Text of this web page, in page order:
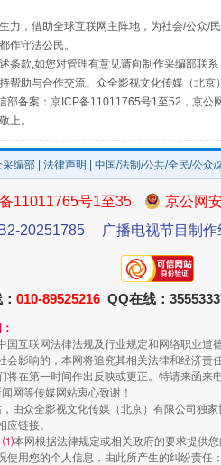
一颗心始终滚烫
力，借助全球互联网主阵地，为社会/公众/
作守法公民。
条款,如您对管理有意见请向制作采编部联
帮助与合作交流。众全影视文化传媒（北京
部备案：京ICP备11011765号1至52，京公
上。
采编部 法律声明 | 中国/法制/公共/全民/公众
11011765号1至35
京公网
20251785
广播电视节目制
010-89525216 QQ在线：
互联网法律法规及行业规定和网络职业
影响的，本网将追究其相关法律和经济
在第一时间作出反映或更正。特请来函
网等传媒网站衷心致谢！
由众全影视文化传媒（北京）有限公司独
链接。
⑴本网根据法律规定或相关政府的要求提供您
用您的个人信息，由此所产生的纠纷责任；